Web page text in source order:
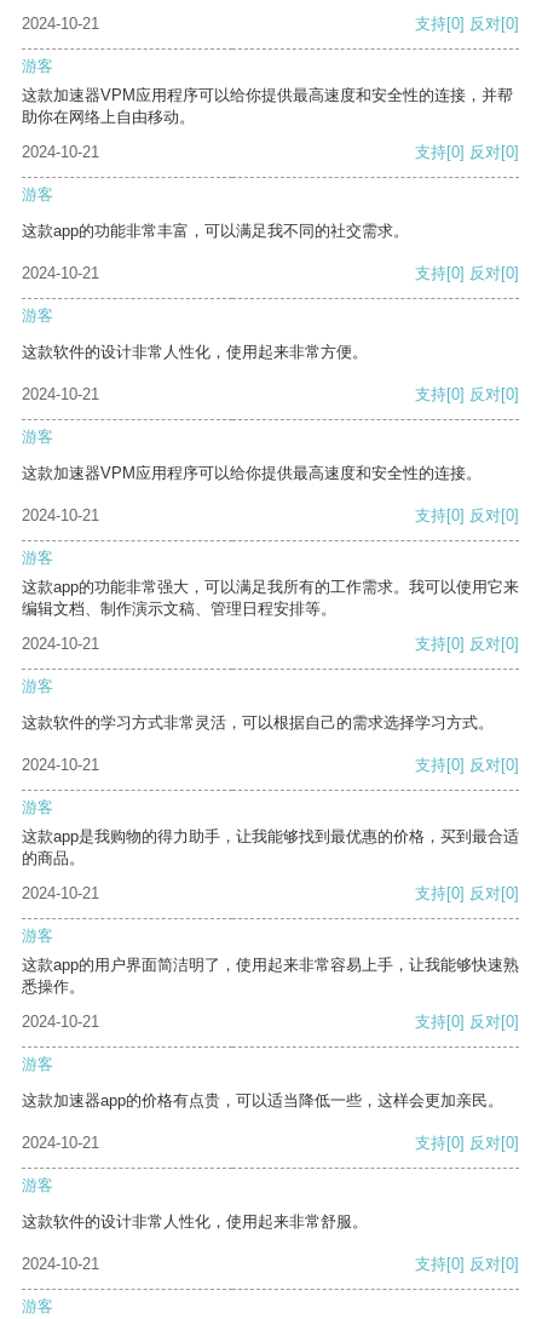
2024-10-21
支持[0] 反对[0]
游客
这款加速器VPM应用程序可以给你提供最高速度和安全性的连接，并帮
助你在网络上自由移动。
2024-10-21
支持[0] 反对[0]
游客
这款app的功能非常丰富，可以满足我不同的社交需求。
2024-10-21 支持[0] 反对[0]
游客
这款软件的设计非常人性化，使用起来非常方便。
2024-10-21 支持[0] 反对[0]
游客
这款加速器VPM应用程序可以给你提供最高速度和安全性的连接。
2024-10-21 支持[0] 反对[0]
游客
这款app的功能非常强大，可以满足我所有的工作需求。我可以使用它来
编辑文档、制作演示文稿、管理日程安排等。
2024-10-21
支持[0] 反对[0]
游客
这款软件的学习方式非常灵活，可以根据自己的需求选择学习方式。
2024-10-21 支持[0] 反对[0]
游客
这款app是我购物的得力助手，让我能够找到最优惠的价格，买到最合适
的商品。
2024-10-21
支持[0] 反对[0]
游客
这款app的用户界面简洁明了，使用起来非常容易上手，让我能够快速熟
悉操作。
2024-10-21
支持[0] 反对[0]
游客
这款加速器app的价格有点贵，可以适当降低一些，这样会更加亲民。
2024-10-21 支持[0] 反对[0]
游客
这款软件的设计非常人性化，使用起来非常舒服。
2024-10-21 支持[0] 反对[0]
游客